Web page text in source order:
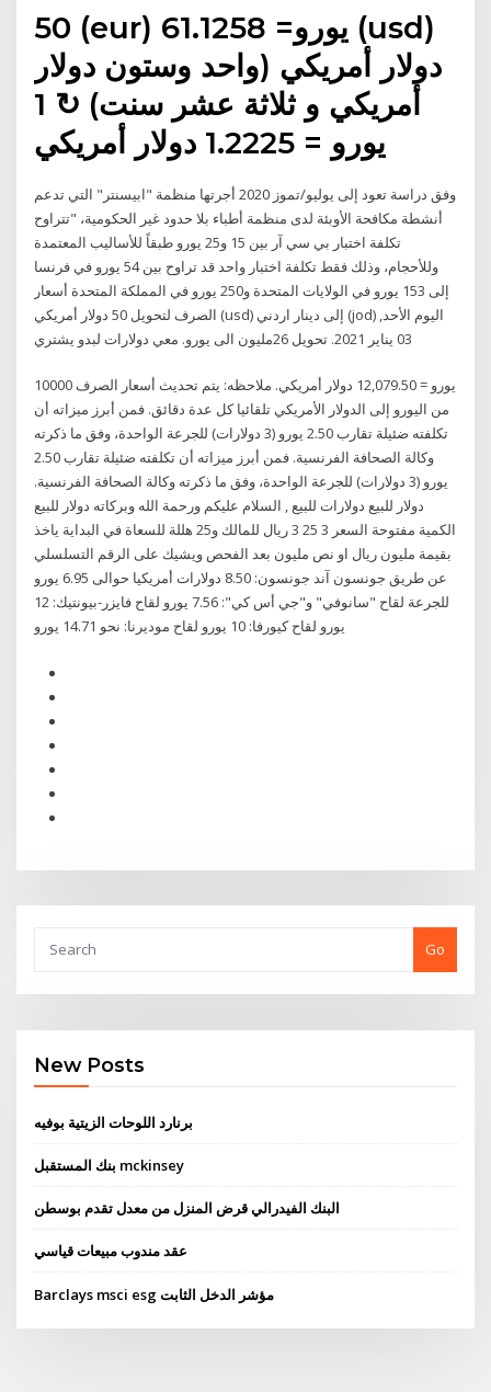
50 (eur) يورو= 61.1258 (usd)
دولار أمريكي (واحد وستون دولار
أمريكي و ثلاثة عشر سنت) ↻ 1
يورو = 1.2225 دولار أمريكي
وفق دراسة تعود إلى يوليو/تموز 2020 أجرتها منظمة "ابيسنتر" التي تدعم
أنشطة مكافحة الأوبئة لدى منظمة أطباء بلا حدود غير الحكومية، "تتراوح
تكلفة اختبار بي سي آر بين 15 و25 يورو طبقاً للأساليب المعتمدة
وللأحجام، وذلك فقط تكلفة اختبار واحد قد تراوح بين 54 يورو في فرنسا
إلى 153 يورو في الولايات المتحدة و250 يورو في المملكة المتحدة أسعار
الصرف لتحويل 50 دولار أمريكي (usd) إلى دينار اردني (jod) اليوم الأحد,
03 يناير 2021. تحويل 26مليون الى يورو. معي دولارات لبدو يشتري
10000 يورو = 12,079.50 دولار أمريكي. ملاحظه: يتم تحديث أسعار الصرف
من اليورو إلى الدولار الأمريكي تلقائيا كل عدة دقائق. فمن أبرز ميزاته أن
تكلفته ضئيلة تقارب 2.50 يورو (3 دولارات) للجرعة الواحدة، وفق ما ذكرته
وكالة الصحافة الفرنسية. فمن أبرز ميزاته أن تكلفته ضئيلة تقارب 2.50
يورو (3 دولارات) للجرعة الواحدة، وفق ما ذكرته وكالة الصحافة الفرنسية.
دولار للبيع دولارات للبيع , السلام عليكم ورحمة الله وبركاته دوﻻر للبيع
الكمية مفتوحة السعر 3 25 3 ريال للمالك و25 هللة للسعاة في البداية ياخذ
بقيمة مليون ريال او نص مليون بعد الفحص ويشيك على الرقم التسلسلي
عن طريق جونسون آند جونسون: 8.50 دولارات أمريكيا حوالى 6.95 يورو
للجرعة لقاح "سانوفي" و"جي أس كي": 7.56 يورو لقاح فايزر-بيونتيك: 12
يورو لقاح كيورفا: 10 يورو لقاح موديرنا: نحو 14.71 يورو
Go
New Posts
برنارد اللوحات الزيتية بوفيه
بنك المستقبل mckinsey
البنك الفيدرالي قرض المنزل من معدل تقدم بوسطن
عقد مندوب مبيعات قياسي
Barclays msci esg مؤشر الدخل الثابت